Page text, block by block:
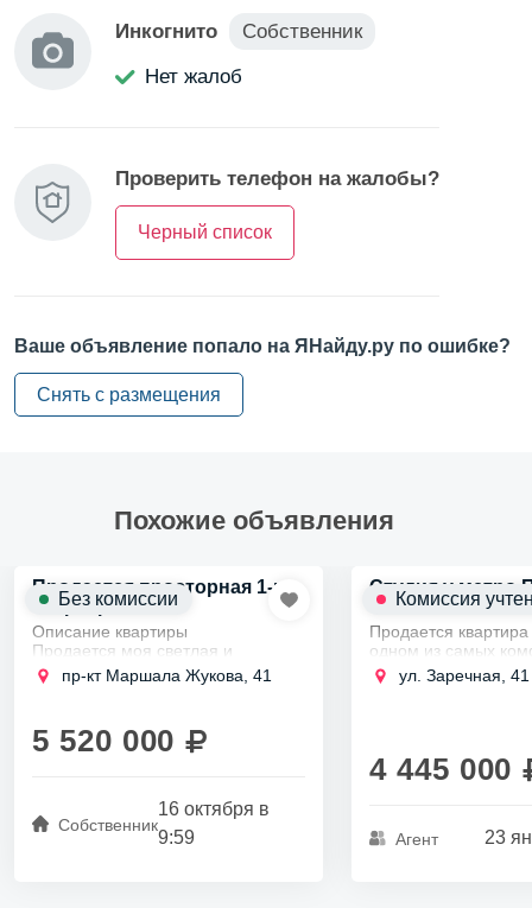
О квартире
Инкогнито
Собственник
Нет жалоб
Проверить телефон на жалобы?
Черный список
Ваше объявление попало на ЯНайду.ру по ошибке?
Снять с размещения
Похожие объявления
Продается просторная 1-к
квартира 46м2
Описание квартиры
Продается моя светлая и
просторная однокомнатная
квартира в Кировском районе,
метро Проспект Ветеранов.
Площадь...
пр-кт Маршала Жукова, 41
5 520 000
Собственник
16 октября в
9:59
Без комиссии
Студия у метро
Продается квартира
одном из самых
постоянного
комплексе
ул. Заречная, 41
4 445 000
Агент 23
Комиссия